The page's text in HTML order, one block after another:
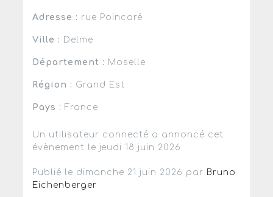
Adresse : rue Poincaré
Ville : Delme
Département : Moselle
Région : Grand Est
Pays : France
Un utilisateur connecté a annoncé cet
évènement le jeudi 18 juin 2026
Publié le dimanche 21 juin 2026 par Bruno
Eichenberger